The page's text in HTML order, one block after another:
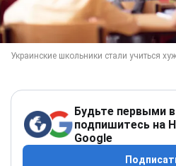
Будьте первыми
подпишитесь на
Google